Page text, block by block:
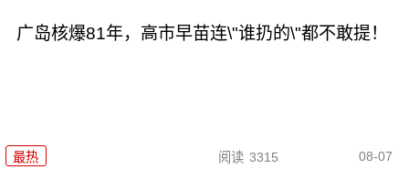
广岛核爆81年，高市早苗连\"谁扔的\"都不敢提！
最热 阅读 3315 08-07